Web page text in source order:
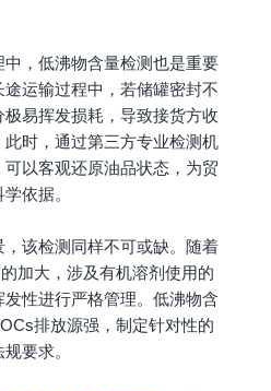
，低沸物含量检测也是重要
运输过程中，若储罐密封不
易挥发损耗，导致接货方收
时，通过第三方专业检测机
以客观还原油品状态，为贸
依据。
该检测同样不可或缺。随着
加大，涉及有机溶剂使用的
性进行严格管理。低沸物含
排放源强，制定针对性的
要求。